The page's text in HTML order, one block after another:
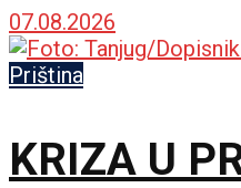
dogovora o
skupštine
07.08.2026
Priština
KRIZA U